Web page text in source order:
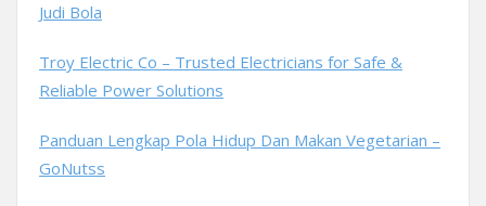
Judi Bola
Troy Electric Co – Trusted Electricians for Safe &
Reliable Power Solutions
Panduan Lengkap Pola Hidup Dan Makan Vegetarian –
GoNutss